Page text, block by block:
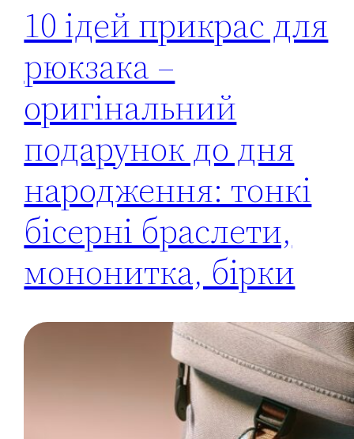
10 ідей прикрас для
рюкзака –
оригінальний
подарунок до дня
народження: тонкі
бісерні браслети,
мононитка, бірки